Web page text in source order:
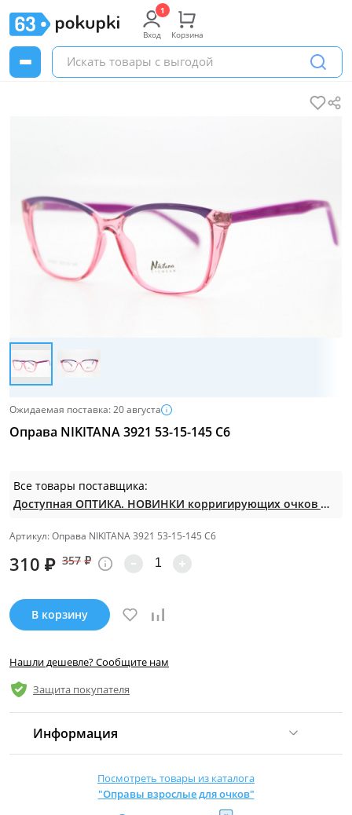
Вход Корзина
Ожидаемая поставка: 20 августа
Оправа NIKITANA 3921 53-15-145 C6
Все товары поставщика:
Доступная ОПТИКА. НОВИНКИ корригирующих очков по СУПЕР ценам. Таких нет на МП.
Артикул: Оправа NIKITANA 3921 53-15-145 C6
310 ₽ 357 ₽
В корзину
Нашли дешевле? Сообщите нам
Защита покупателя
Информация
Страна производитель:Китай
Посмотреть товары из каталога
"Оправы взрослые для очков"